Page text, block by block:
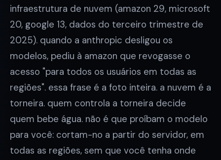
infraestrutura de nuvem (amazon 29, microsoft
20, google 13, dados do terceiro trimestre de
2025). quando a anthropic desligou os
modelos, pediu à amazon que revogasse o
acesso "para todos os usuários em todas as
regiões". essa frase é a foto inteira. a nuvem é a
torneira. quem controla a torneira decide
quem bebe água. não é que proíbam o modelo
para você: cortam-no a partir do servidor, em
todas as regiões, sem que você tenha onde